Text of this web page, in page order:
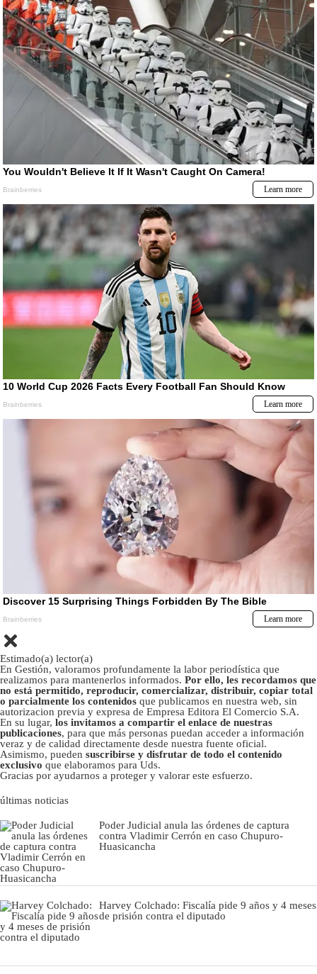
Estimado(a) lector(a)
En Gestión, valoramos profundamente la labor periodística que
realizamos para mantenerlos informados. Por ello, les recordamos que
no está permitido, reproducir, comercializar, distribuir, copiar total
o parcialmente los contenidos que publicamos en nuestra web, sin
autorizacion previa y expresa de Empresa Editora El Comercio S.A.
En su lugar, los invitamos a compartir el enlace de nuestras
publicaciones, para que más personas puedan acceder a información
veraz y de calidad directamente desde nuestra fuente oficial.
Asimismo, pueden suscribirse y disfrutar de todo el contenido
exclusivo que elaboramos para Uds.
Gracias por ayudarnos a proteger y valorar este esfuerzo.
últimas noticias
Poder Judicial anula las órdenes de captura
contra Vladimir Cerrón en caso Chupuro-
Huasicancha
Harvey Colchado: Fiscalía pide 9 años y 4 meses
de prisión contra el diputado